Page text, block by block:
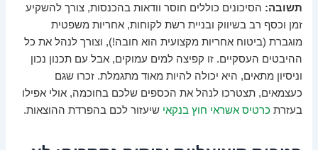
תשובה: הסיכונים כוללים חוסר וודאות בהכנסות, צורך להשקיע
זמן וכסף רב בשיווק ובניית רשת לקוחות, אחריות משפטית
מוגברת (ביטוח אחריות מקצועית הוא חובה!), וצורך לנהל את כל
ההיבטים העסקיים. זו קפיצה למים עמוקים, אבל עם תכנון נכון
וניסיון מתאים, היא יכולה להיות מאוד מתגמלת. זכרו שגם
כעצמאים, תצטרכו לנהל את הכספים שלכם בחוכמה, אולי אפילו
בעזרת כרטיס אשראי חוץ בנקאי שיעזור לכם בהפרדת ההוצאות.